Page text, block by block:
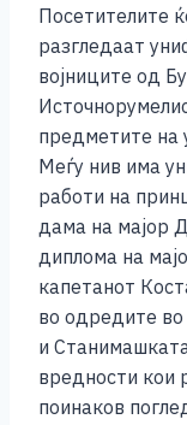
Посетителите
разгледаат
војниците од
предметите на
Меѓу нив има
работи на
дама на мајор
диплома на
капетанот
во одредите
и
вредности кои
поинаков